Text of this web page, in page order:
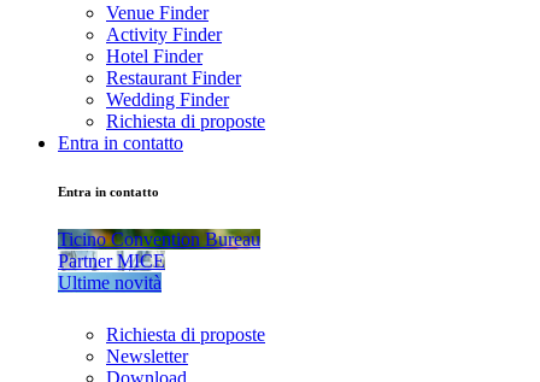
Venue Finder
Activity Finder
Hotel Finder
Restaurant Finder
Wedding Finder
Richiesta di proposte
Entra in contatto
Entra in contatto
Ticino Convention Bureau
Partner MICE
Ultime novità
Richiesta di proposte
Newsletter
Download